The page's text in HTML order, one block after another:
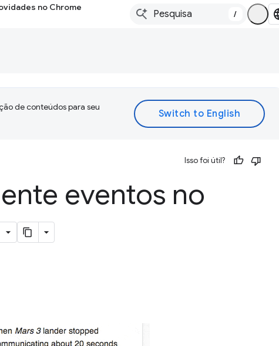
no Chrome
/
de conteúdos para seu
Isso foi útil?
eventos no